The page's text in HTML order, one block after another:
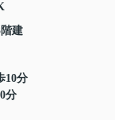
建
10分
分